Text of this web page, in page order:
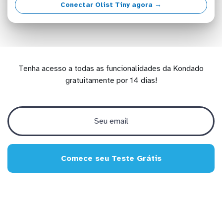
Conectar Olist Tiny agora →
Tenha acesso a todas as funcionalidades da Kondado
gratuitamente por 14 dias!
Comece seu Teste Grátis